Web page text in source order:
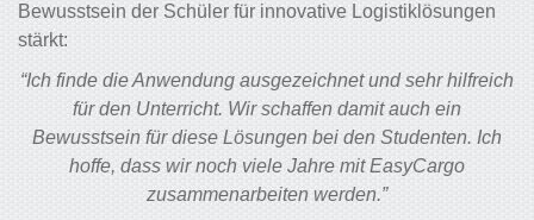
Bewusstsein der Schüler für innovative Logistiklösungen
stärkt:
“Ich finde die Anwendung ausgezeichnet und sehr hilfreich
für den Unterricht. Wir schaffen damit auch ein
Bewusstsein für diese Lösungen bei den Studenten. Ich
hoffe, dass wir noch viele Jahre mit EasyCargo
zusammenarbeiten werden.”